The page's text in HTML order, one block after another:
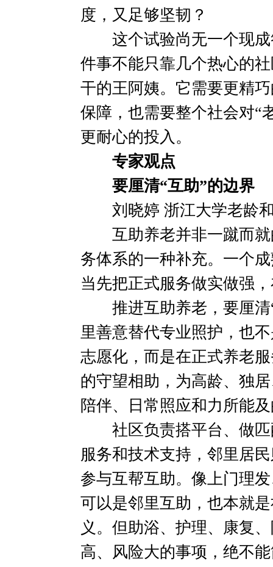
度，又足够坚韧？
这个试验尚无一个现成
件事不能只靠几个热心的
干的王阿姨。它需要更精
保障，也需要整个社会对“
更耐心的投入。
专家观点
要厘清“互助”的边界
刘晓婷 浙江大学老龄和
互助养老并非一蹴而就
务体系的一种补充。一个
当先把正式服务做实做强
推进互助养老，要厘清
里善意替代专业照护，也
志愿化，而是在正式养老
的守望相助，为高龄、独
陪伴、日常照应和力所能
社区负责搭平台、做匹
服务和技术支持，邻里居
参与互帮互助。像上门理
可以是邻里互助，也本就
义。但助浴、护理、康复
高、风险大的事项，绝不